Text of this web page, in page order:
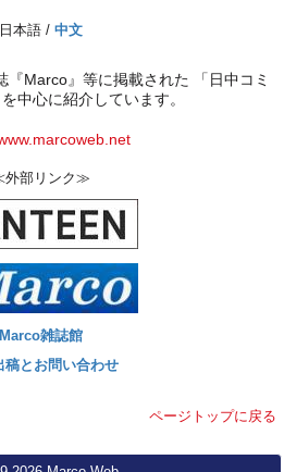
日本語 / 中文
『Marco』等に掲載された 「日中コミ
中心に紹介しています。
部リンク≫
Marco雑誌館
稿とお問い合わせ
ページトップに戻る